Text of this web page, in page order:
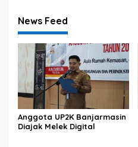
News Feed
Anggota UP2K Banjarmasin
Diajak Melek Digital